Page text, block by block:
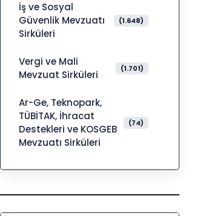
İş ve Sosyal
Güvenlik Mevzuatı
Sirküleri
(1.648)
Vergi ve Mali
Mevzuat Sirküleri
(1.701)
Ar-Ge, Teknopark,
TÜBİTAK, İhracat
Destekleri ve KOSGEB
Mevzuatı Sirküleri
(74)